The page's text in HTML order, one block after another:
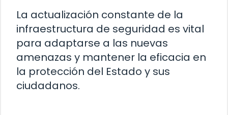
La actualización constante de la
infraestructura de seguridad es vital
para adaptarse a las nuevas
amenazas y mantener la eficacia en
la protección del Estado y sus
ciudadanos.